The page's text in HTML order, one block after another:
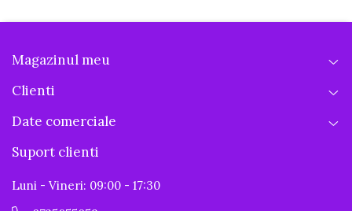
Magazinul meu
Clienti
Date comerciale
Suport clienti
Luni - Vineri: 09:00 - 17:30